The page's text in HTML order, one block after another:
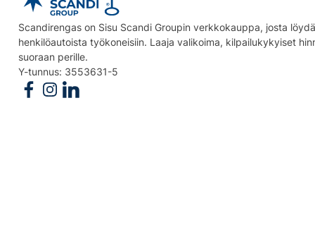
Scandirengas on Sisu Scandi Groupin verkkokauppa, josta
henkilöautoista työkoneisiin. Laaja valikoima, kilpailukykyiset
suoraan perille.
Y-tunnus: 3553631-5
Follow us on Facebook
Follow us on Instagram
Follow us on Linkedin